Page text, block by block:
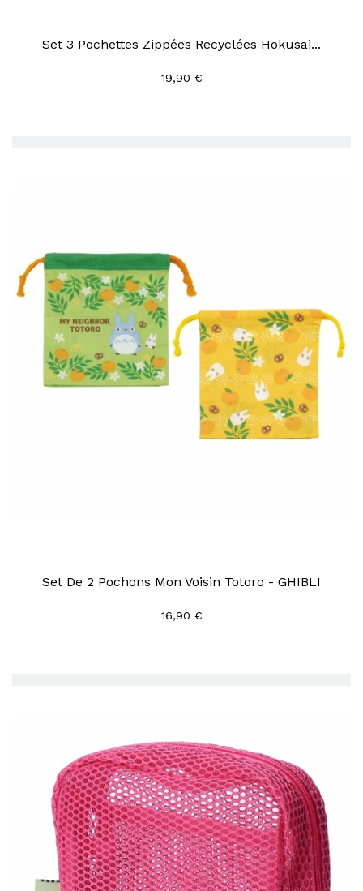
Set 3 Pochettes Zippées Recyclées Hokusai...
19,90 €
Set De 2 Pochons Mon Voisin Totoro - GHIBLI
16,90 €